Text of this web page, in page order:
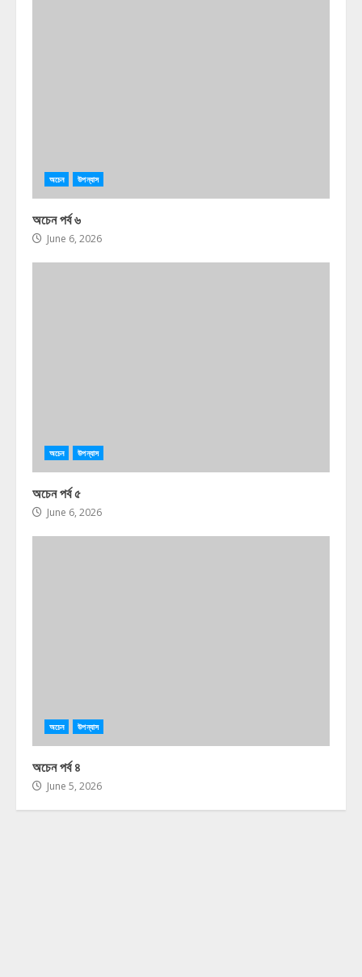
অচেন উপন্যাস
অচেন পর্ব ৬
June 6, 2026
অচেন উপন্যাস
অচেন পর্ব ৫
June 6, 2026
অচেন উপন্যাস
অচেন পর্ব ৪
June 5, 2026